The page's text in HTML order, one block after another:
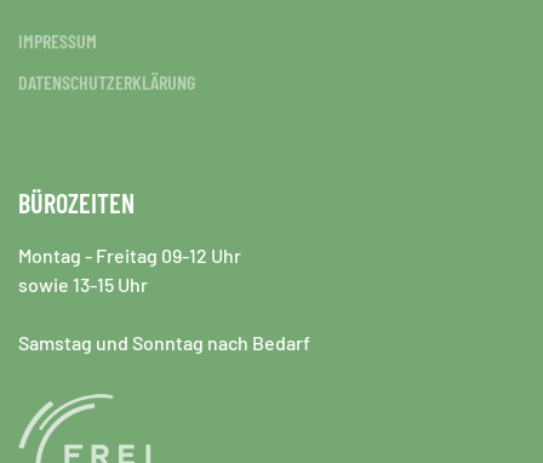
IMPRESSUM
DATENSCHUTZERKLÄRUNG
BÜROZEITEN
Montag - Freitag 09-12 Uhr
sowie 13-15 Uhr
Samstag und Sonntag nach Bedarf